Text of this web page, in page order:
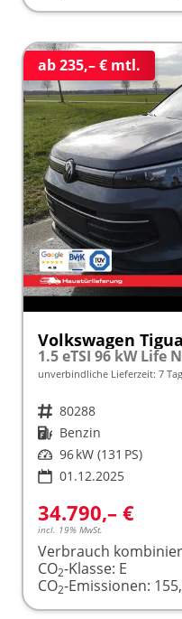
ab 235,– € mtl.
Volkswagen
1.5 eTSI 96 kW Life
unverbindliche Lieferzeit: 7
Fahrzeugnr. 80288
Kraftstoff Benzin
Leistung 96 kW (131 PS)
01.12.2025
34.790,– €
incl. 19% MwSt.
Verbrauch
CO2-Klasse: E
CO2-Emissionen: